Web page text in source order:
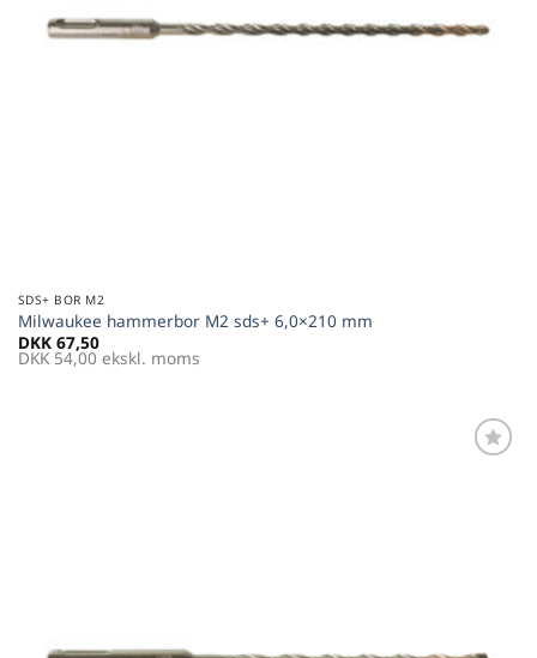
SDS+ BOR M2
Milwaukee hammerbor M2 sds+ 6,0×210 mm
DKK 67,50
DKK 54,00 ekskl. moms